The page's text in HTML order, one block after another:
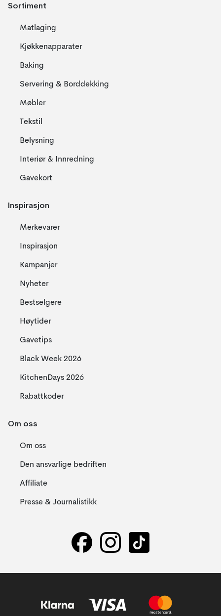
Sortiment
Matlaging
Kjøkkenapparater
Baking
Servering & Borddekking
Møbler
Tekstil
Belysning
Interiør & Innredning
Gavekort
Inspirasjon
Merkevarer
Inspirasjon
Kampanjer
Nyheter
Bestselgere
Høytider
Gavetips
Black Week 2026
KitchenDays 2026
Rabattkoder
Om oss
Om oss
Den ansvarlige bedriften
Affiliate
Presse & Journalistikk